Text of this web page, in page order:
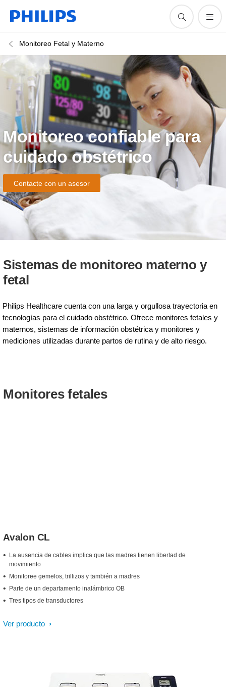
Monitoreo Fetal y Materno
Monitoreo confiable para
cuidado obstétrico
Contacte con un asesor
Sistemas de monitoreo materno y
fetal
Philips Healthcare cuenta con una larga y orgullosa trayectoria en
tecnologías para el cuidado obstétrico. Ofrece monitores fetales y
maternos, sistemas de información obstétrica y monitores y
mediciones utilizadas durante partos de rutina y de alto riesgo.
Monitores fetales
Avalon CL
La ausencia de cables implica que las madres tienen libertad de
movimiento
Monitoree gemelos, trillizos y también a madres
Parte de un departamento inalámbrico OB
Tres tipos de transductores
Ver producto